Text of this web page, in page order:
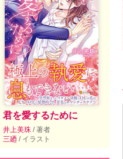
君を愛するために
井上美珠 / 著者
三廼 / イラスト